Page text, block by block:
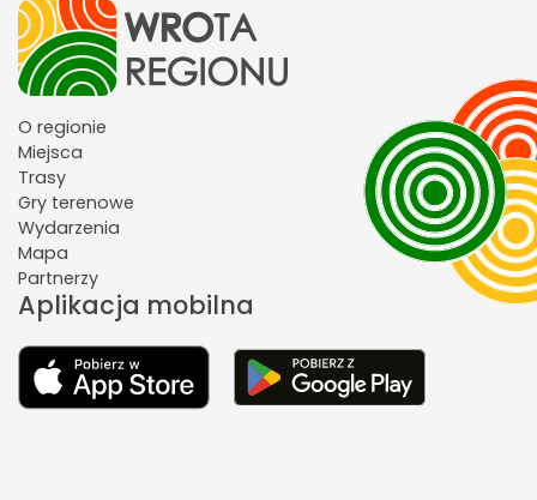
O regionie
Miejsca
Trasy
Gry terenowe
Wydarzenia
Mapa
Partnerzy
Aplikacja mobilna